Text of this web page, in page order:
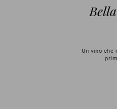
Un vino che